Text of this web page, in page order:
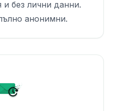
и без лични данни.
анонимни.